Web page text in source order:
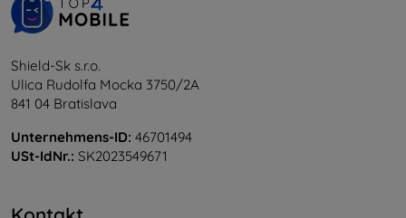
Shield-Sk s.r.o.
Ulica Rudolfa Mocka 3750/2A
841 04 Bratislava
Unternehmens-ID: 46701494
USt-IdNr.: SK2023549671